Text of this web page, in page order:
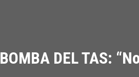
BOMBA DEL TAS: